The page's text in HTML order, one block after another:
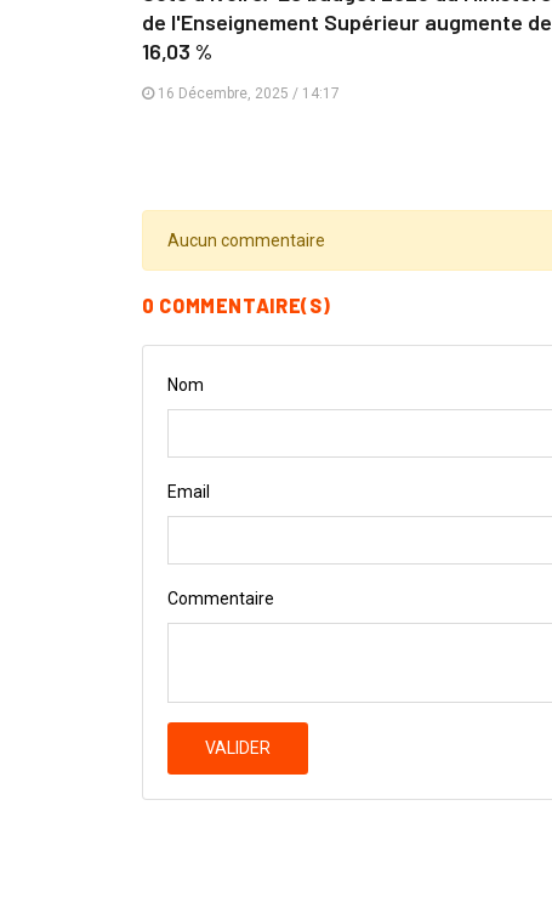
de l'Enseignement Supérieur augmente de
16,03 %
16 Décembre, 2025 / 14:17
Aucun commentaire
0 COMMENTAIRE(S)
Nom
Email
Commentaire
VALIDER